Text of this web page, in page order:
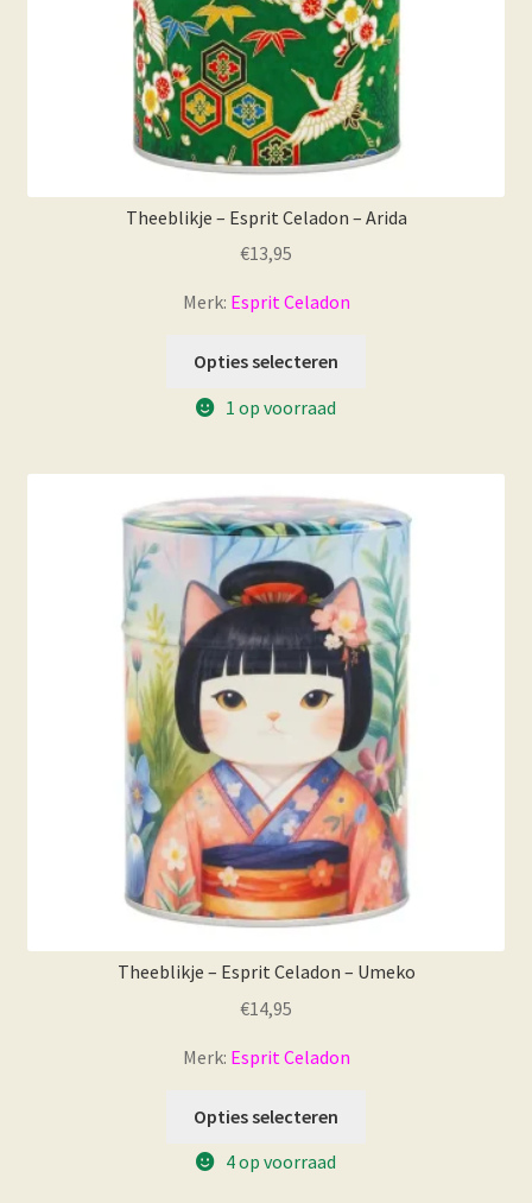
Theeblikje – Esprit Celadon – Arida
€13,95
Merk: Esprit Celadon
Opties selecteren
1 op voorraad
Theeblikje – Esprit Celadon – Umeko
€14,95
Merk: Esprit Celadon
Opties selecteren
4 op voorraad